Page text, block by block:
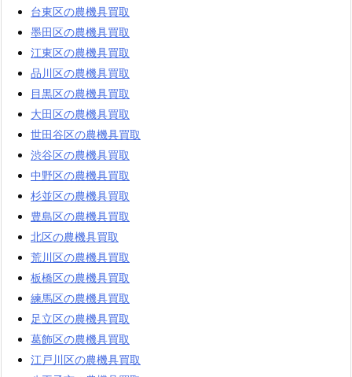
台東区の農機具買取
墨田区の農機具買取
江東区の農機具買取
品川区の農機具買取
目黒区の農機具買取
大田区の農機具買取
世田谷区の農機具買取
渋谷区の農機具買取
中野区の農機具買取
杉並区の農機具買取
豊島区の農機具買取
北区の農機具買取
荒川区の農機具買取
板橋区の農機具買取
練馬区の農機具買取
足立区の農機具買取
葛飾区の農機具買取
江戸川区の農機具買取